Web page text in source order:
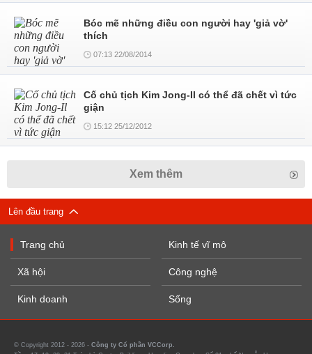
Bóc mẽ những điều con người hay 'giả vờ'
thích
07:13 22/08/2014
Cố chủ tịch Kim Jong-Il có thể đã chết vì tức
giận
15:12 25/12/2012
Xem thêm
Lên đầu trang
Trang chủ
Xã hội
Kinh doanh
Kinh tế vĩ mô
Công nghệ
Sống
© Copyright 2012 - 2026 - Công ty Cổ phần VCCorp.